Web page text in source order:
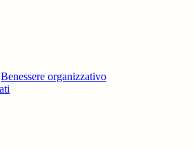
Benessere organizzativo